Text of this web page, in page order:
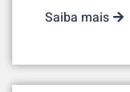
Saiba mais